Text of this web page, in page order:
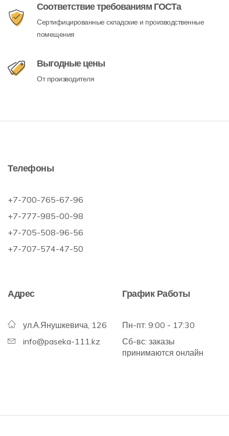
Соответствие требованиям ГОСТа
Сертифицированные складские и производственные
помещения
Выгодные цены
От производителя
Телефоны
+7-700-765-67-96
+7-777-985-00-98
+7-705-508-96-56
+7-707-574-47-50
Адрес
ул.А.Янушкевича, 126
info@paseka-111.kz
График Работы
Пн-пт: 9:00 - 17:30
Сб-вс: заказы
принимаются онлайн